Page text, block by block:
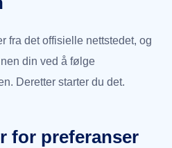
fra det offisielle nettstedet, og
din ved å følge
Deretter starter du det.
for preferanser